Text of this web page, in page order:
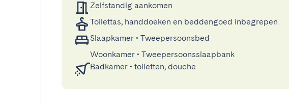
Zelfstandig aankomen
Toilettas, handdoeken en beddengoed inbegrepen
Slaapkamer • Tweepersoonsbed
Woonkamer • Tweepersoonsslaapbank
Badkamer • toiletten, douche